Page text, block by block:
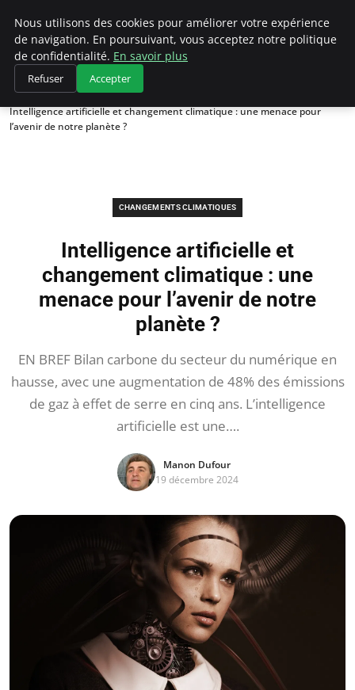
Climategatecountryclub.com
Accueil
Changements climatiques
Intelligence artificielle et changement climatique : une menace pour
l’avenir de notre planète ?
CHANGEMENTS CLIMATIQUES
Intelligence artificielle et
changement climatique : une
menace pour l’avenir de notre
planète ?
EN BREF Bilan carbone du secteur du numérique en
hausse, avec une augmentation de 48% des émissions
de gaz à effet de serre en cinq ans. L’intelligence
artificielle est une….
Manon Dufour
19 décembre 2024
Nous utilisons des cookies pour améliorer votre expérience
de navigation. En poursuivant, vous acceptez notre politique
de confidentialité. En savoir plus
Refuser Accepter